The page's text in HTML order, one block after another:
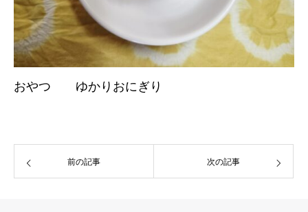
おやつ ゆかりおにぎり
前の記事 次の記事